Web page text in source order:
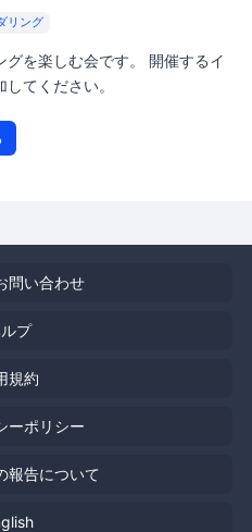
リング
グを楽しむ会です。 開催するイ
てください。
問い合わせ
プ
規約
ーポリシー
報告について